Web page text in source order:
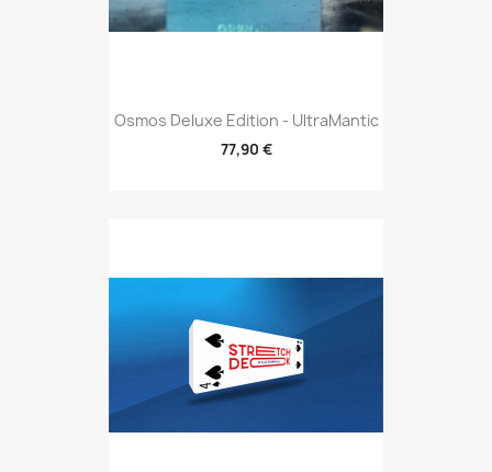
Osmos Deluxe Edition - UltraMantic
77,90 €